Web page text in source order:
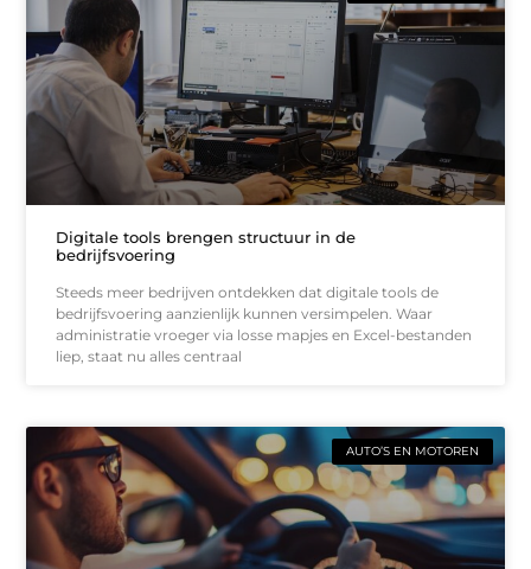
Digitale tools brengen structuur in de
bedrijfsvoering
Steeds meer bedrijven ontdekken dat digitale tools de
bedrijfsvoering aanzienlijk kunnen versimpelen. Waar
administratie vroeger via losse mapjes en Excel-bestanden
liep, staat nu alles centraal
AUTO’S EN MOTOREN